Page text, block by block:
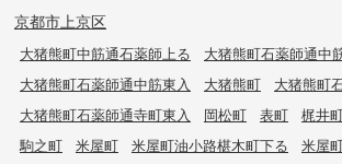
京都市上京区
大猪熊町中筋通石薬師上る
大猪熊町石薬師通中
大猪熊町石薬師通中筋東入
大猪熊町
大猪熊町
大猪熊町石薬師通寺町東入
岡松町 表町 梶井
駒之町
米屋町 米屋町油小路椹木町下る
米屋